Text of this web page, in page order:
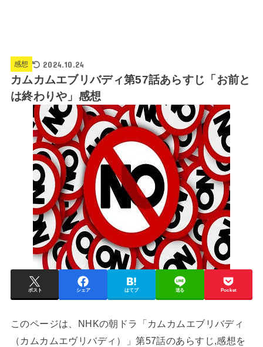
感想 2024.10.24
カムカムエブリバディ第57話あらすじ「お前と
は終わりや」感想
ポスト シェア はてブ 送る Pocket
このページは、NHKの朝ドラ「カムカムエブリバディ
（カムカムエヴリバディ）」第57話のあらすじ,感想を